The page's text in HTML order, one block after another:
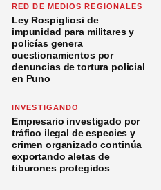
RED DE MEDIOS REGIONALES
Ley Rospigliosi de
impunidad para militares y
policías genera
cuestionamientos por
denuncias de tortura policial
en Puno
INVESTIGANDO
Empresario investigado por
tráfico ilegal de especies y
crimen organizado continúa
exportando aletas de
tiburones protegidos